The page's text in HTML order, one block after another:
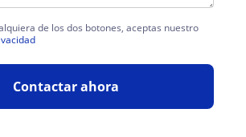
de los dos botones, aceptas nuestro
Contactar ahora